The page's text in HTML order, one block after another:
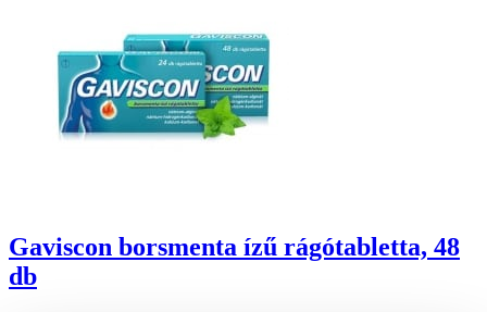
Gaviscon borsmenta ízű rágótabletta, 48
db